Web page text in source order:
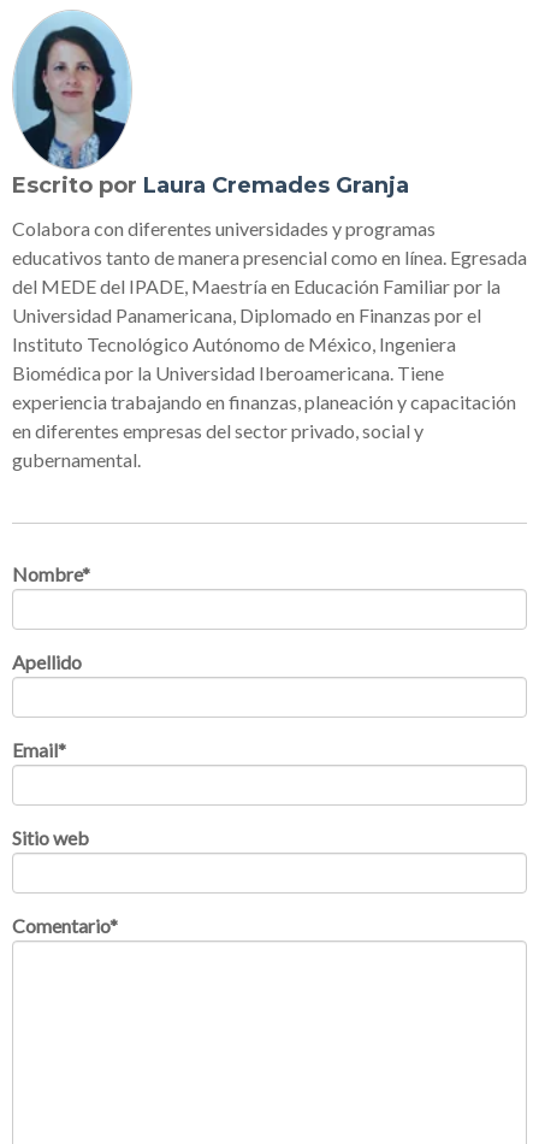
Escrito por Laura Cremades Granja
Colabora con diferentes universidades y programas
educativos tanto de manera presencial como en línea. Egresada
del MEDE del IPADE, Maestría en Educación Familiar por la
Universidad Panamericana, Diplomado en Finanzas por el
Instituto Tecnológico Autónomo de México, Ingeniera
Biomédica por la Universidad Iberoamericana. Tiene
experiencia trabajando en finanzas, planeación y capacitación
en diferentes empresas del sector privado, social y
gubernamental.
Nombre*
Apellido
Email*
Sitio web
Comentario*